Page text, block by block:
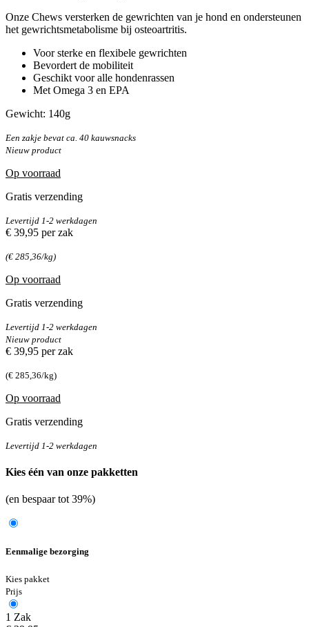
Onze Chews versterken de gewrichten van je hond en ondersteunen
het gewrichtsmetabolisme bij osteoartritis.
Voor sterke en flexibele gewrichten
Bevordert de mobiliteit
Geschikt voor alle hondenrassen
Met Omega 3 en EPA
Gewicht: 140g
Een zakje bevat ca. 40 kauwsnacks
Nieuw product
Op voorraad
Gratis verzending
Levertijd 1-2 werkdagen
€ 39,95 per zak
(€ 285,36/kg)
Op voorraad
Gratis verzending
Levertijd 1-2 werkdagen
Nieuw product
€ 39,95 per zak
(€ 285,36/kg)
Op voorraad
Gratis verzending
Levertijd 1-2 werkdagen
Kies één van onze pakketten
(en bespaar tot 39%)
Eenmalige bezorging
Kies pakket
Prijs
1 Zak